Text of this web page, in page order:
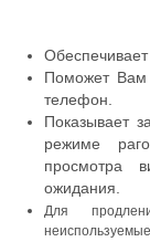
Обеспечивает
Поможет Вам
телефон.
Показывает
режиме
просмотра
ожидания.
Для